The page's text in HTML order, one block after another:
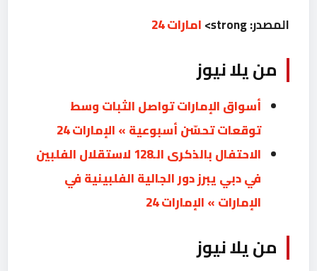
المصدر: strong>
امارات 24
من يلا نيوز
أسواق الإمارات تواصل الثبات وسط
توقعات تحسّن أسبوعية » الإمارات 24
الاحتفال بالذكرى الـ128 لاستقلال الفلبين
في دبي يبرز دور الجالية الفلبينية في
الإمارات » الإمارات 24
من يلا نيوز